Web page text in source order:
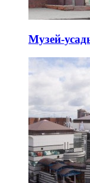
Музей-